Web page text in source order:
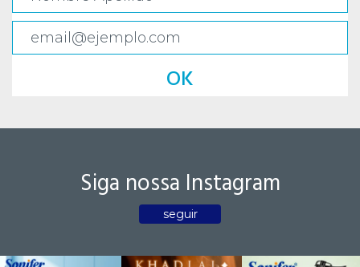
OK
Siga nossa Instagram
seguir